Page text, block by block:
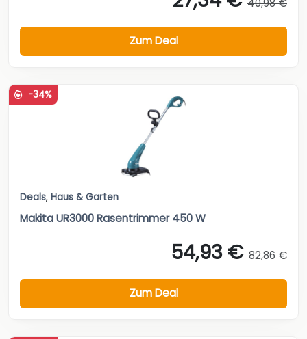
Zum Deal
-34%
Deals, Haus & Garten
Makita UR3000 Rasentrimmer 450 W
54,93 € 82,86 €
Zum Deal